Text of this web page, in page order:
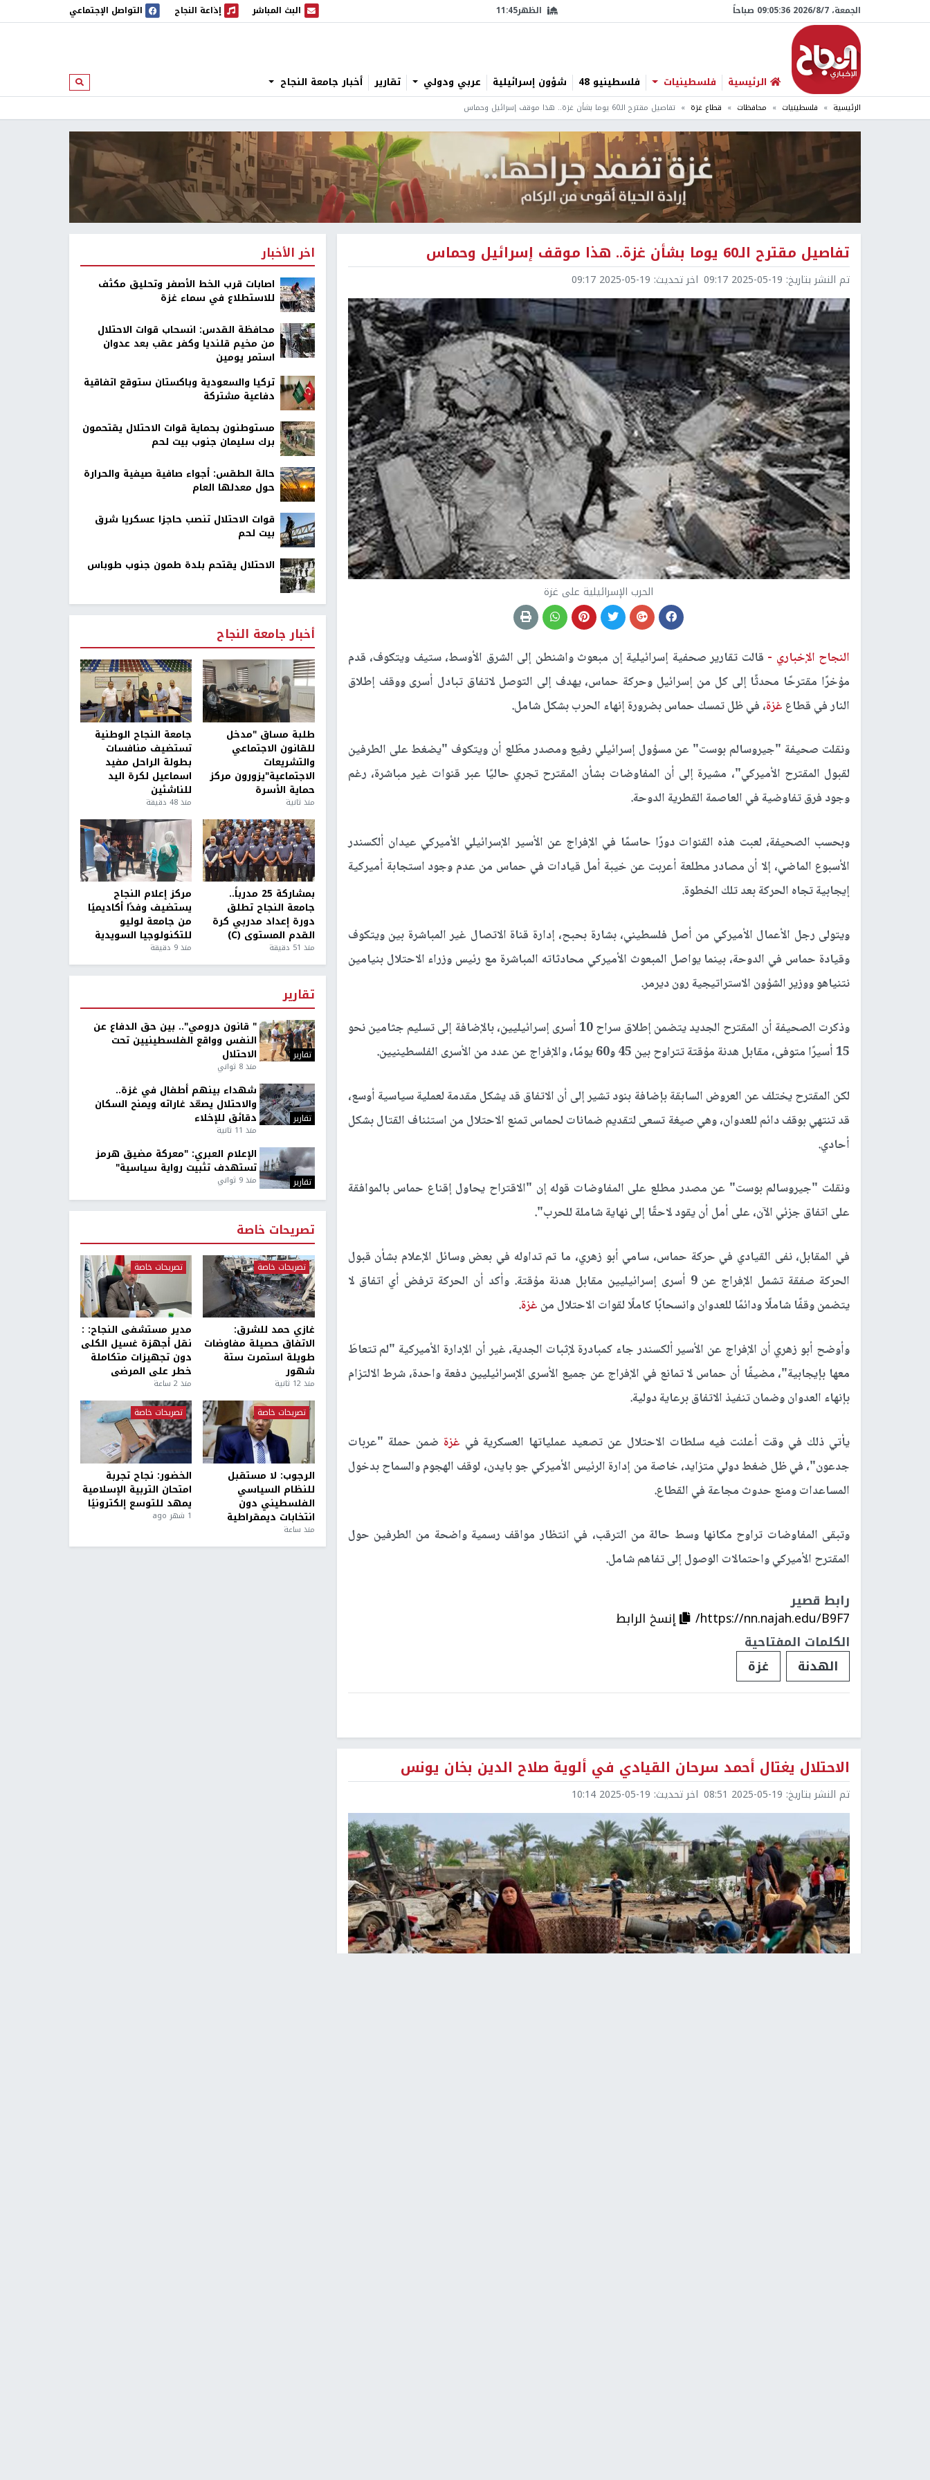
الجمعة، 7/‏8/‏2026 09:05:37 صباحاً الظهر11:45 البث المباشر
البث المباشر إذاعة النجاح
إذاعة النجاح التواصل الإجتماعي
الرئيسية فلسطينيات فلسطينيو 48 شؤون إسرائيلية عربي ودولي تقارير أخبار جامعة النجاح ابحث
الرئيسية فلسطينيات محافظات قطاع غزة تفاصيل مقترح الـ60 يوما بشأن غزة.. هذا موقف إسرائيل وحماس
تفاصيل مقترح الـ60 يوما بشأن غزة.. هذا موقف إسرائيل وحماس
تم النشر بتاريخ: 2025-05-19 09:17 اخر تحديث: 2025-05-19 09:17
الحرب الإسرائيلية على غزة
النجاح الإخباري - قالت تقارير صحفية إسرائيلية إن مبعوث واشنطن إلى الشرق الأوسط، ستيف ويتكوف، قدم
مؤخرًا مقترحًا محدثًا إلى كل من إسرائيل وحركة حماس، يهدف إلى التوصل لاتفاق تبادل أسرى ووقف إطلاق
النار في قطاع غزة، في ظل تمسك حماس بضرورة إنهاء الحرب بشكل شامل.
ونقلت صحيفة "جيروسالم بوست" عن مسؤول إسرائيلي رفيع ومصدر مطّلع أن ويتكوف "يضغط على الطرفين
لقبول المقترح الأميركي"، مشيرة إلى أن المفاوضات بشأن المقترح تجري حاليًا عبر قنوات غير مباشرة، رغم
وجود فرق تفاوضية في العاصمة القطرية الدوحة.
وبحسب الصحيفة، لعبت هذه القنوات دورًا حاسمًا في الإفراج عن الأسير الإسرائيلي الأميركي عيدان ألكسندر
الأسبوع الماضي، إلا أن مصادر مطلعة أعربت عن خيبة أمل قيادات في حماس من عدم وجود استجابة أميركية
إيجابية تجاه الحركة بعد تلك الخطوة.
ويتولى رجل الأعمال الأميركي من أصل فلسطيني، بشارة بحبح، إدارة قناة الاتصال غير المباشرة بين ويتكوف
وقيادة حماس في الدوحة، بينما يواصل المبعوث الأميركي محادثاته المباشرة مع رئيس وزراء الاحتلال بنيامين
نتنياهو ووزير الشؤون الاستراتيجية رون ديرمر.
وذكرت الصحيفة أن المقترح الجديد يتضمن إطلاق سراح 10 أسرى إسرائيليين، بالإضافة إلى تسليم جثامين نحو
15 أسيرًا متوفى، مقابل هدنة مؤقتة تتراوح بين 45 و60 يومًا، والإفراج عن عدد من الأسرى الفلسطينيين.
لكن المقترح يختلف عن العروض السابقة بإضافة بنود تشير إلى أن الاتفاق قد يشكل مقدمة لعملية سياسية أوسع،
قد تنتهي بوقف دائم للعدوان، وهي صيغة تسعى لتقديم ضمانات لحماس تمنع الاحتلال من استئناف القتال بشكل
أحادي.
ونقلت "جيروسالم بوست" عن مصدر مطلع على المفاوضات قوله إن "الاقتراح يحاول إقناع حماس بالموافقة
على اتفاق جزئي الآن، على أمل أن يقود لاحقًا إلى نهاية شاملة للحرب".
في المقابل، نفى القيادي في حركة حماس، سامي أبو زهري، ما تم تداوله في بعض وسائل الإعلام بشأن قبول
الحركة صفقة تشمل الإفراج عن 9 أسرى إسرائيليين مقابل هدنة مؤقتة. وأكد أن الحركة ترفض أي اتفاق لا
يتضمن وقفًا شاملًا ودائمًا للعدوان وانسحابًا كاملًا لقوات الاحتلال من غزة.
وأوضح أبو زهري أن الإفراج عن الأسير ألكسندر جاء كمبادرة لإثبات الجدية، غير أن الإدارة الأميركية "لم تتعاطَ
معها بإيجابية"، مضيفًا أن حماس لا تمانع في الإفراج عن جميع الأسرى الإسرائيليين دفعة واحدة، شرط الالتزام
بإنهاء العدوان وضمان تنفيذ الاتفاق برعاية دولية.
يأتي ذلك في وقت أعلنت فيه سلطات الاحتلال عن تصعيد عملياتها العسكرية في غزة ضمن حملة "عربات
جدعون"، في ظل ضغط دولي متزايد، خاصة من إدارة الرئيس الأميركي جو بايدن، لوقف الهجوم والسماح بدخول
المساعدات ومنع حدوث مجاعة في القطاع.
وتبقى المفاوضات تراوح مكانها وسط حالة من الترقب، في انتظار مواقف رسمية واضحة من الطرفين حول
المقترح الأميركي واحتمالات الوصول إلى تفاهم شامل.
رابط قصير
https://nn.najah.edu/B9F7/
إنسخ الرابط
الكلمات المفتاحية
الهدنة
غزة
الاحتلال يغتال أحمد سرحان القيادي في ألوية صلاح الدين بخان يونس
تم النشر بتاريخ: 2025-05-19 08:51 اخر تحديث: 2025-05-19 10:14
اخر الأخبار
اصابات قرب الخط الأصفر وتحليق مكثف
للاستطلاع في سماء غزة
محافظة القدس: انسحاب قوات الاحتلال
من مخيم قلنديا وكفر عقب بعد عدوان
استمر يومين
تركيا والسعودية وباكستان ستوقع اتفاقية
دفاعية مشتركة
مستوطنون بحماية قوات الاحتلال يقتحمون
برك سليمان جنوب بيت لحم
حالة الطقس: أجواء صافية صيفية والحرارة
حول معدلها العام
قوات الاحتلال تنصب حاجزا عسكريا شرق
بيت لحم
الاحتلال يقتحم بلدة طمون جنوب طوباس
أخبار جامعة النجاح
طلبة مساق "مدخل
للقانون الاجتماعي
والتشريعات
الاجتماعية"يزورون مركز
حماية الأسرة
منذ ثانية
جامعة النجاح الوطنية
تستضيف منافسات
بطولة الراحل مفيد
اسماعيل لكرة اليد
للناشئين
منذ 48 دقيقة
بمشاركة 25 مدرباً..
جامعة النجاح تطلق
دورة إعداد مدربي كرة
القدم المستوى (C)
منذ 51 دقيقة
مركز إعلام النجاح
يستضيف وفدًا أكاديميًا
من جامعة لوليو
للتكنولوجيا السويدية
منذ 9 دقيقة
تقارير
تقارير
" قانون درومي".. بين حق الدفاع عن
النفس وواقع الفلسطينيين تحت
الاحتلال
منذ 8 ثواني
تقارير
شهداء بينهم أطفال في غزة..
والاحتلال يصعّد غاراته ويمنح السكان
دقائق للإخلاء
منذ 11 ثانية
تقارير
الإعلام العبري: "معركة مضيق هرمز
تستهدف تثبيت رواية سياسية"
منذ 9 ثواني
تصريحات خاصة
تصريحات خاصة
غازي حمد للشرق:
الاتفاق حصيلة مفاوضات
طويلة استمرت ستة
شهور
منذ 12 ثانية
تصريحات خاصة
مدير مستشفى النجاح: :
نقل أجهزة غسيل الكلى
دون تجهيزات متكاملة
خطر على المرضى
منذ 2 ساعة
تصريحات خاصة
الرجوب: لا مستقبل
للنظام السياسي
الفلسطيني دون
انتخابات ديمقراطية
منذ ساعة
تصريحات خاصة
الخضور: نجاح تجربة
امتحان التربية الإسلامية
يمهد للتوسع إلكترونيًا
1 شهر ago